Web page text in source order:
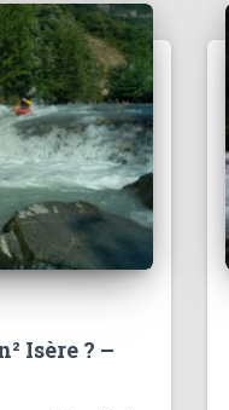
Isère ? –